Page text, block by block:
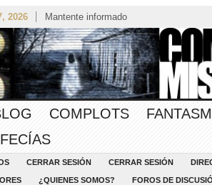
2026 Mantente informado
COMPLOTS
CERRAR SESIÓN CERRAR SESIÓN
¿QUIENES SOMOS? FOROS DE